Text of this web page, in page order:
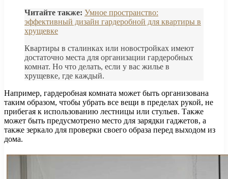
Читайте также: Умное пространство:
эффективный дизайн гардеробной для квартиры в
хрущевке
Квартиры в сталинках или новостройках имеют
достаточно места для организации гардеробных
комнат. Но что делать, если у вас жилье в
хрущевке, где каждый.
Например, гардеробная комната может быть организована
таким образом, чтобы убрать все вещи в пределах рукой, не
прибегая к использованию лестницы или стульев. Также
может быть предусмотрено место для зарядки гаджетов, а
также зеркало для проверки своего образа перед выходом из
дома.